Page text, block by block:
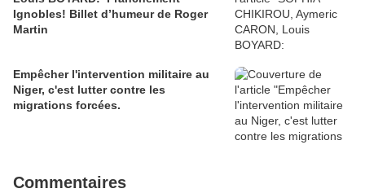
Ignobles! Billet d’humeur de Roger
Martin
Empêcher l'intervention militaire au
Niger, c'est lutter contre les
migrations forcées.
Commentaires